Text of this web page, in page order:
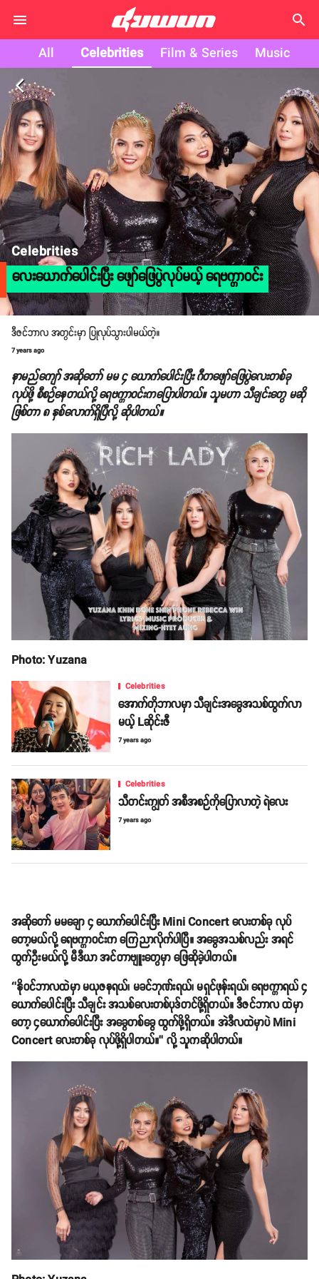
search
All Celebrities Film & Series Music
arrow_back_ios
Celebrities
လေးယောက်ပေါင်းပြီး ဖျော်ဖြေပွဲလုပ်မယ့် ရေဗက္ကာဝင်း
ဒီဇင်ဘာလ အတွင်းမှာ ပြုလုပ်သွားပါမယ်တဲ့။
7 years ago
နာမည်ကျော် အဆိုတော် မမ ၄ ယောက်ပေါင်းပြီး ဂီတဖျော်ဖြေပွဲလေးတစ်ခု
လုပ်ဖို့ စီစဉ်နေတယ်လို့ ရေဗက္ကာဝင်းကပြောပါတယ်။ သူမဟာ သီချင်းတွေ မဆို
ဖြစ်တာ ၈ နှစ်လောက်ရှိပြီလို့ ဆိုပါတယ်။
Photo: Yuzana
Celebrities
အောက်တိုဘာလမှာ သီချင်းအခွေအသစ်ထွက်လာ
မယ့် Lဆိုင်းဇီ
7 years ago
Celebrities
သီတင်းကျွတ် အစီအစဉ်ကိုပြောလာတဲ့ ရဲလေး
7 years ago
အဆိုတော် မမချော ၄ ယောက်ပေါင်းပြီး Mini Concert လေးတစ်ခု လုပ်
တော့မယ်လို့ ရေဗက္ကာဝင်းက ကြေညာလိုက်ပါပြီ။ အခွေအသစ်လည်း အရင်
ထွက်ဦးမယ်လို့ မီဒီယာ အင်တာဗျူးတွေမှာ ဖြေဆိုခဲ့ပါတယ်။
‘’နိုဝင်ဘာလထဲမှာ မယုဇနရယ်၊ မခင်ဘုဏ်းရယ်၊ မရှင်ဖုန်းရယ်၊ ရေဗက္ကာရယ် ၄
ယောက်ပေါင်းပြီး သီချင်း အသစ်လေးတစ်ပုဒ်တင်ဖို့ရှိတယ်။ ဒီဇင်ဘာလ ထဲမှာ
တော့ ၄ယောက်ပေါင်းပြီး အခွေတစ်ခွေ ထွက်ဖို့ရှိတယ်။ အဲဒီလထဲမှာပဲ Mini
Concert လေးတစ်ခု လုပ်ဖို့ရှိပါတယ်။’’ လို့ သူကဆိုပါတယ်။